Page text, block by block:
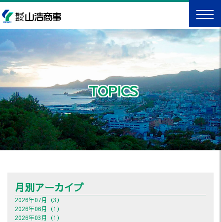
TOPICS
月別アーカイブ
2026年07月（3）
2026年06月（1）
2026年03月（1）